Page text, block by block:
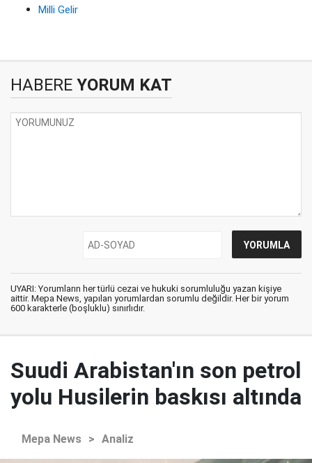
Milli Gelir
HABERE YORUM KAT
UYARI: Yorumların her türlü cezai ve hukuki sorumluluğu yazan kişiye
aittir. Mepa News, yapılan yorumlardan sorumlu değildir. Her bir yorum
600 karakterle (boşluklu) sınırlıdır.
Suudi Arabistan'ın son petrol
yolu Husilerin baskısı altında
Mepa News > Analiz